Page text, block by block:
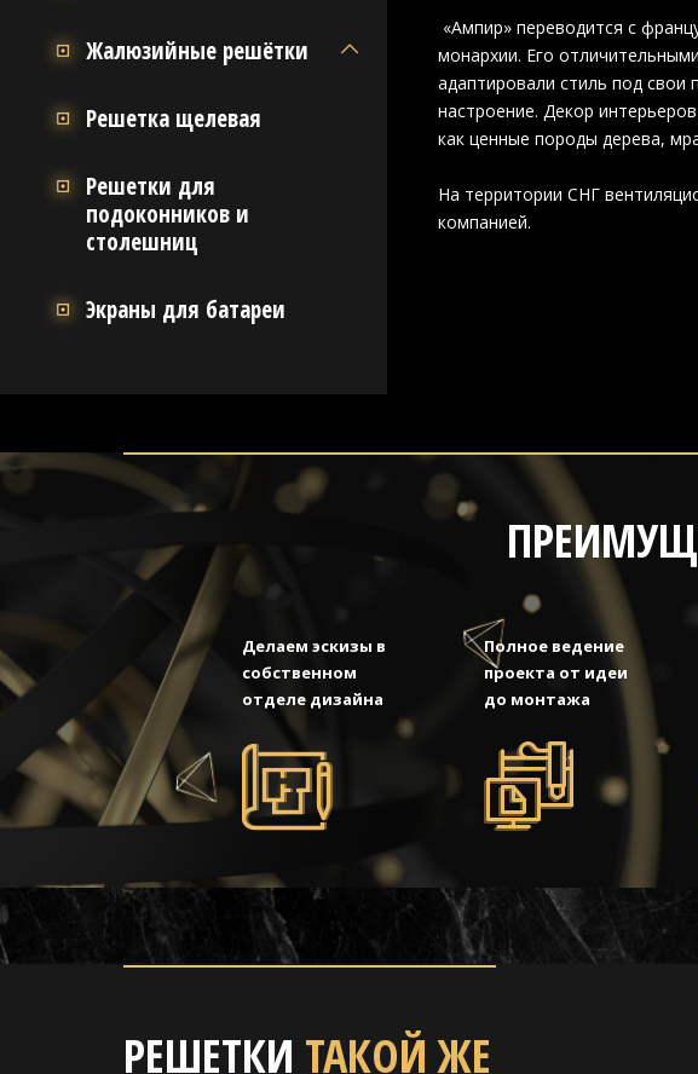
«Ампир» переводится с
монархии. Его
адаптировали стиль под
настроение. Декор
как ценные породы дерева,
На территории СНГ
компанией.
Жалюзийные решётки
Решетка щелевая
Решетки для
подоконников и
столешниц
Экраны для батареи
Делаем эскизы в
собственном
отделе дизайна
Полное ведение
проекта от идеи
до монтажа
РЕШЕТКИ ТАКОЙ ЖЕ